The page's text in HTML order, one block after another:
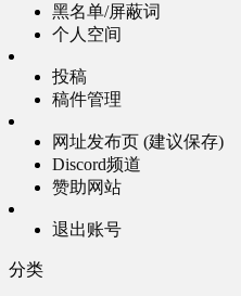
黑名单/屏蔽词
个人空间
投稿
稿件管理
网址发布页 (建议保存)
Discord频道
赞助网站
退出账号
分类